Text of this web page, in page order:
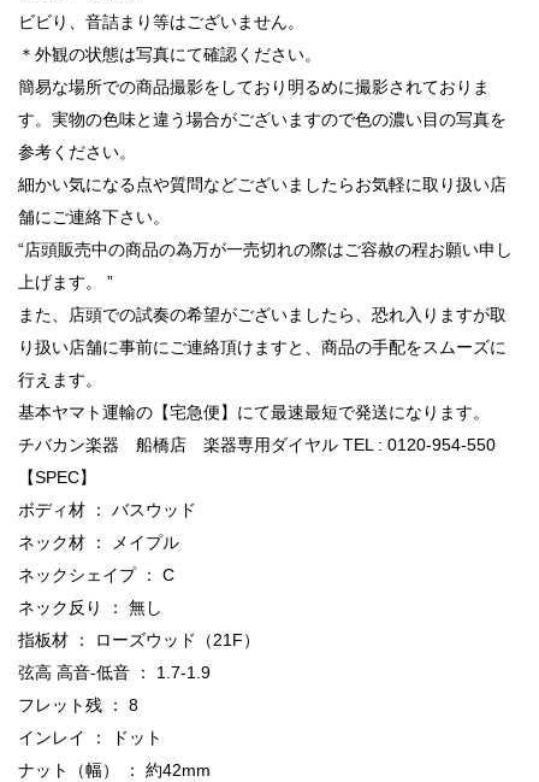
ビビり、音詰まり等はございません。
＊外観の状態は写真にて確認ください。
簡易な場所での商品撮影をしており明るめに撮影されておりま
す。実物の色味と違う場合がございますので色の濃い目の写真を
参考ください。
細かい気になる点や質問などございましたらお気軽に取り扱い店
舗にご連絡下さい。
“店頭販売中の商品の為万が一売切れの際はご容赦の程お願い申し
上げます。 ”
また、店頭での試奏の希望がございましたら、恐れ入りますが取
り扱い店舗に事前にご連絡頂けますと、商品の手配をスムーズに
行えます。
基本ヤマト運輸の【宅急便】にて最速最短で発送になります。
チバカン楽器 船橋店 楽器専用ダイヤル TEL : 0120-954-550
【SPEC】
ボディ材 ： バスウッド
ネック材 ： メイプル
ネックシェイプ ： C
ネック反り ： 無し
指板材 ： ローズウッド（21F）
弦高 高音-低音 ： 1.7-1.9
フレット残 ： 8
インレイ ： ドット
ナット（幅） ： 約42mm